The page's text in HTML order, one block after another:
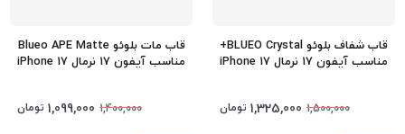
قاب شفاف بلوئو BLUEO Crystal+
مناسب آیفون 17 نرمال iPhone 17
1,500,000
1,325,000 تومان
قاب مات بلوئو Blueo APE Matte
مناسب آیفون 17 نرمال iPhone 17
1,400,000
1,099,000 تومان